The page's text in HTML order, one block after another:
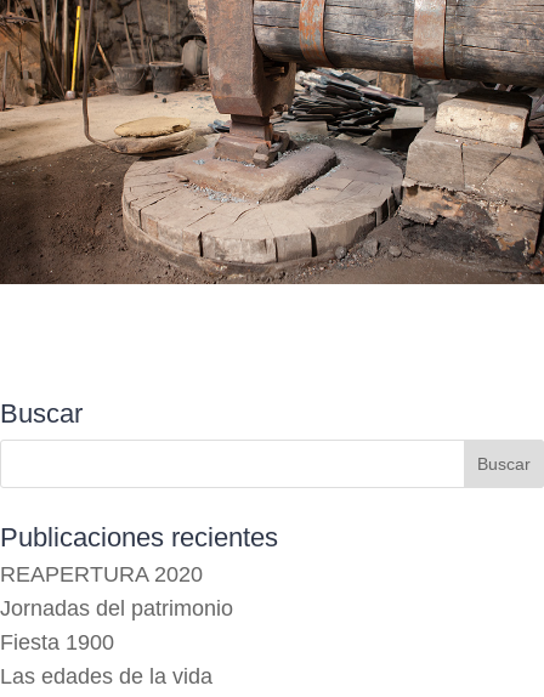
Buscar
Publicaciones recientes
REAPERTURA 2020
Jornadas del patrimonio
Fiesta 1900
Las edades de la vida